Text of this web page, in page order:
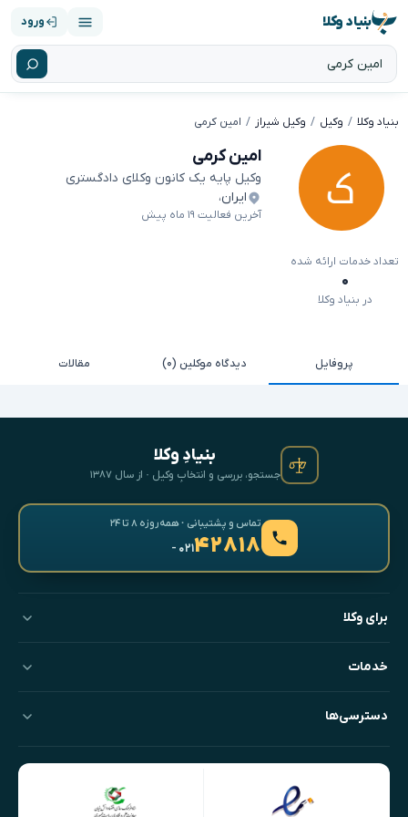
بنیاد وکلا ورود
بنیاد وکلا وکیل وکیل شیراز امین کرمی
امین کرمی
وکیل پایه یک کانون وکلای دادگستری
ایران،
آخرین فعالیت ۱۹ ماه پیش
تعداد خدمات ارائه شده
۰
در بنیاد وکلا
پروفایل دیدگاه موکلین (۰) مقالات
بنیادِ وکلا
جستجو، بررسی و انتخابِ وکیل · از سال ۱۳۸۷
تماس و پشتیبانی · همه‌روزه ۸ تا ۲۴
۴۲۸۱۸- ۰۲۱
برای وکلا
خدمات
دسترسی‌ها